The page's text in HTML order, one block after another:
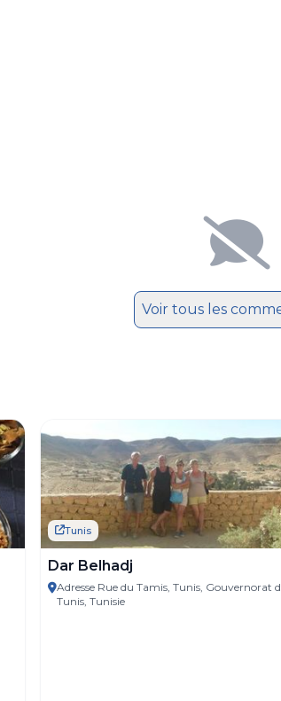
Voir tous les
Tunis
Dar Belhadj
Adresse Rue du Tamis, Tunis, Gouvernorat
Tunis, Tunisie